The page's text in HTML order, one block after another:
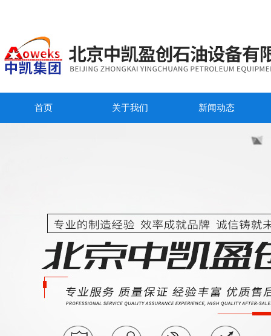
首页 关于我们 新闻动态